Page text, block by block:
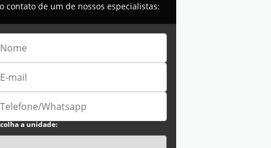
o contato de um de nossos especialistas:
a unidade: